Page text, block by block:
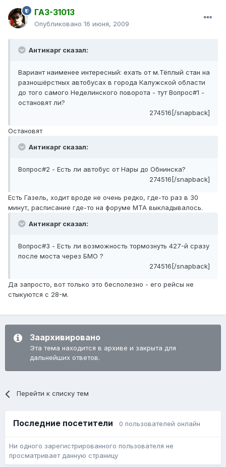
ГАЗ-31013
Опубликовано 16 июня, 2009
Антикарг сказал:
Вариант наименее интересный: ехать от м.Тёплый стан на
разношёрстных автобусах в города Калужской области
до того самого Неделинского поворота - тут Вопрос#1 -
остановят ли?
274516[/snapback]
Остановят
Антикарг сказал:
Вопрос#2 - Есть ли автобус от Нары до Обнинска?
274516[/snapback]
Есть Газель, ходит вроде не очень редко, где-то раз в 30
минут, расписание где-то на форуме МТА выкладывалось.
Антикарг сказал:
Вопрос#3 - Есть ли возможность тормознуть 427-й сразу
после моста через БМО ?
274516[/snapback]
Да запросто, вот только это бесполезно - его рейсы не
стыкуются с 28-м.
Заархивировано
Эта тема находится в архиве и закрыта для
дальнейших ответов.
Перейти к списку тем
Последние посетители 0 пользователей онлайн
Ни одного зарегистрированного пользователя не
просматривает данную страницу